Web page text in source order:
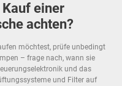
einer
achten?
möchtest, prüfe unbedingt
– frage nach, wann sie
und das
und Filter auf